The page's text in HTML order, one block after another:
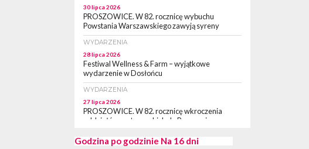
30 lipca 2026
PROSZOWICE. W 82. rocznicę wybuchu
Powstania Warszawskiego zawyją syreny
WYDARZENIA
28 lipca 2026
Festiwal Wellness & Farm – wyjątkowe
wydarzenie w Dosłońcu
WYDARZENIA
27 lipca 2026
PROSZOWICE. W 82. rocznicę wkroczenia
oddziałów partyzanckich do Proszowic,
Rzeczpospolitej Partyzanckiej 1944” [ZDJĘCIA]
Godzina po godzinie Na 16 dni